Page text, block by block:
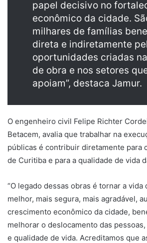
papel decisivo no
econômico da cidade.
milhares de famílias
direta e indiretamente
oportunidades criadas
de obra e nos setores
apoiam”, destaca Jamur.
O engenheiro civil Felipe Richter
Betacem, avalia que trabalhar na
públicas é contribuir diretamente para
de Curitiba e para a qualidade de vida
“O legado dessas obras é tornar a vida
melhor, mais segura, mais agradável,
crescimento econômico da cidade,
melhorar o deslocamento das
e qualidade de vida. Acreditamos que